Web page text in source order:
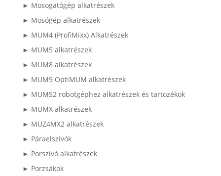
► Mosogatógép alkatrészek
► Mosógép alkatrészek
► MUM4 (ProfiMixx) Alkatrészek
► MUM5 alkatrészek
► MUM8 alkatrészek
► MUM9 OptiMUM alkatrészek
► MUMS2 robotgéphez alkatrészek és tartozékok
► MUMX alkatrészek
► MUZ4MX2 alkatrészek
► Páraelszívók
► Porszívó alkatrészek
► Porzsákok